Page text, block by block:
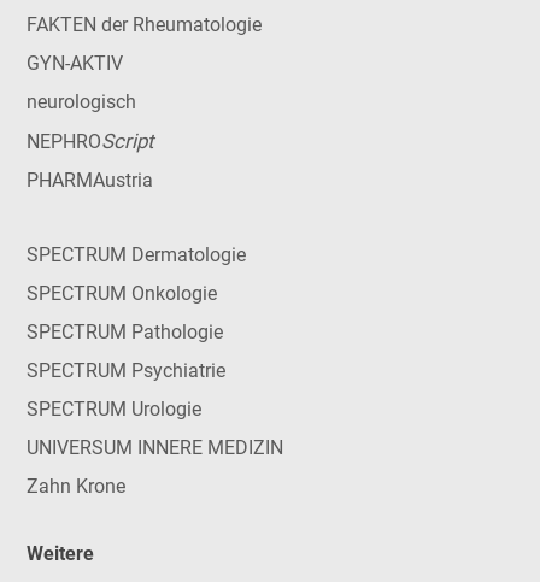
FAKTEN der Rheumatologie
GYN-AKTIV
neurologisch
NEPHROScript
PHARMAustria
SPECTRUM Dermatologie
SPECTRUM Onkologie
SPECTRUM Pathologie
SPECTRUM Psychiatrie
SPECTRUM Urologie
UNIVERSUM INNERE MEDIZIN
Zahn Krone
Weitere